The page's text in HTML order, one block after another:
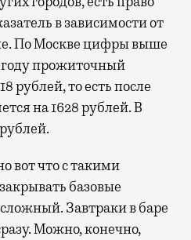
в зависимости от
По Москве цифры выше
прожиточный
рублей, то есть после
на 1628 рублей. В
вот что с такими
базовые
Завтраки в баре
Можно, конечно,